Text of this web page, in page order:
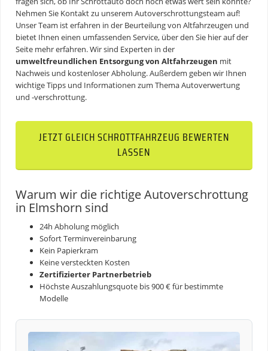
Nehmen Sie Kontakt zu unserem Autoverschrottungsteam auf!
Unser Team ist erfahren in der Beurteilung von Altfahrzeugen und
bietet Ihnen einen umfassenden Service, über den Sie hier auf der
Seite mehr erfahren. Wir sind Experten in der
umweltfreundlichen Entsorgung von Altfahrzeugen mit
Nachweis und kostenloser Abholung. Außerdem geben wir Ihnen
wichtige Tipps und Informationen zum ThemaAutoverwertung
und -verschrottung.
JETZT GLEICH SCHROTTFAHRZEUG BEWERTEN
LASSEN
Warum wir die richtige Autoverschrottung
in Elmshorn sind
24h Abholung möglich
Sofort Terminvereinbarung
Kein Papierkram
Keine versteckten Kosten
Zertifizierter Partnerbetrieb
Höchste Auszahlungsquote bis 900 € für bestimmte
Modelle